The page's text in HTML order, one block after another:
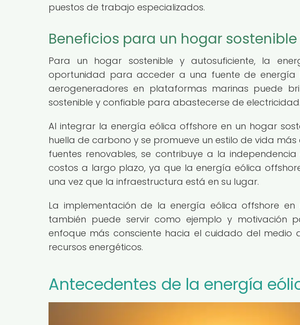
puestos de trabajo especializados.
Beneficios para un hogar
Para un hogar sostenible y autosuficiente, la
oportunidad para acceder a una fuente de energía
aerogeneradores en plataformas marinas puede
sostenible y confiable para abastecerse de electricidad.
Al integrar la energía eólica offshore en un hogar
huella de carbono y se promueve un estilo de vida
fuentes renovables, se contribuye a la
costos a largo plazo, ya que la energía eólica
una vez que la infraestructura está en su lugar.
La implementación de la energía eólica offshore
también puede servir como ejemplo y motivación
enfoque más consciente hacia el cuidado del medio
recursos energéticos.
Antecedentes de la energía